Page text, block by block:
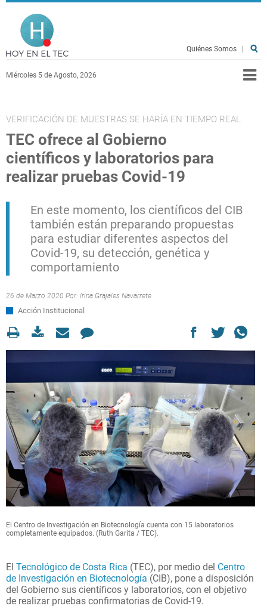
Pasar al contenido principal
Miércoles 5 de Agosto, 2026
Quiénes Somos
VERIFICACIÓN DE MUESTRAS SE HARÍA EN TIEMPO REAL
TEC ofrece al Gobierno
científicos y laboratorios para
realizar pruebas Covid-19
En este momento, los científicos del CIB
también están preparando propuestas
para estudiar diferentes aspectos del
Covid-19, su detección, genética y
comportamiento
26 de Marzo 2020 Por: Irina Grajales Navarrete
Acción Institucional
El Centro de Investigación en Biotecnología cuenta con 15 laboratorios
completamente equipados. (Ruth Garita / TEC).
El Tecnológico de Costa Rica (TEC), por medio del Centro
de Investigación en Biotecnología (CIB), pone a disposición
del Gobierno sus científicos y laboratorios, con el objetivo
de realizar pruebas confirmatorias de Covid-19.